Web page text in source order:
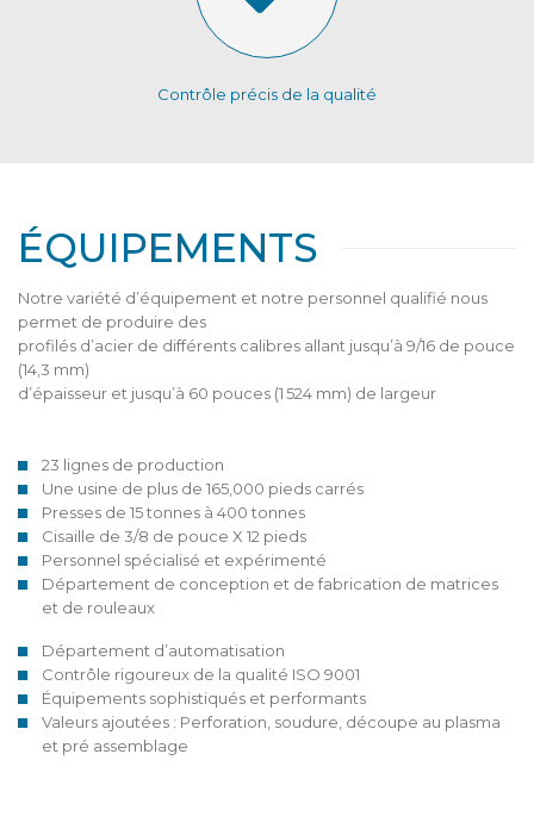
Contrôle précis de la qualité
ÉQUIPEMENTS
Notre variété d’équipement et notre personnel qualifié nous
permet de produire des
profilés d’acier de différents calibres allant jusqu’à 9/16 de pouce
(14,3 mm)
d’épaisseur et jusqu’à 60 pouces (1 524 mm) de largeur
23 lignes de production
Une usine de plus de 165,000 pieds carrés
Presses de 15 tonnes à 400 tonnes
Cisaille de 3/8 de pouce X 12 pieds
Personnel spécialisé et expérimenté
Département de conception et de fabrication de matrices
et de rouleaux
Département d’automatisation
Contrôle rigoureux de la qualité ISO 9001
Équipements sophistiqués et performants
Valeurs ajoutées : Perforation, soudure, découpe au plasma
et pré assemblage